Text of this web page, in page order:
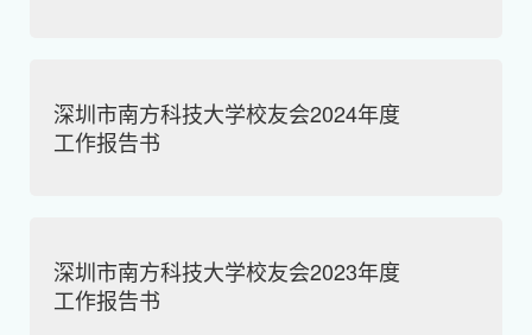
深圳市南方科技大学校友会2024年度
工作报告书
深圳市南方科技大学校友会2023年度
工作报告书